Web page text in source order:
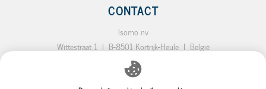
CONTACT
Isomo nv
Wittestraat 1I B-8501 Kortrijk-HeuleI België
+32 (0)56 35 92 10